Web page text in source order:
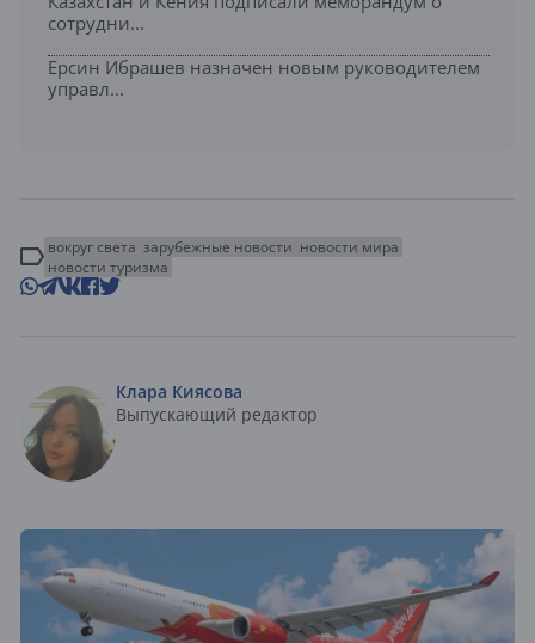
сотрудни...
Ерсин Ибрашев назначен новым руководителем
управл...
вокруг света зарубежные новости новости мира
новости туризма
Клара Киясова
Выпускающий редактор